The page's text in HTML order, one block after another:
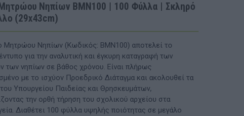
Ιδέες για τις Απόκριες
Ιδέες για το Πάσχα
Καλοκαιρινές Επιλογές
ΙΔΈΕΣ ΓΙΑ ΒΆΠΤΙΣΗ
ΠΡΟΤΆΣΕΙΣ ΈΩΣ 20€
Νηπίων BMN100 | 100 Φύλλα | Σκληρό
(29x43cm)
Μητρώου Νηπίων (Κωδικός: BMN100) αποτελεί το
για την αναλυτική και έγκυρη καταγραφή των
των νηπίων σε βάθος χρόνου. Είναι πλήρως
με το ισχύον Προεδρικό Διάταγμα και ακολουθεί τα
Υπουργείου Παιδείας και Θρησκευμάτων,
την ορθή τήρηση του σχολικού αρχείου στα
Διαθέτει 100 φύλλα υψηλής ποιότητας σε μεγάλο